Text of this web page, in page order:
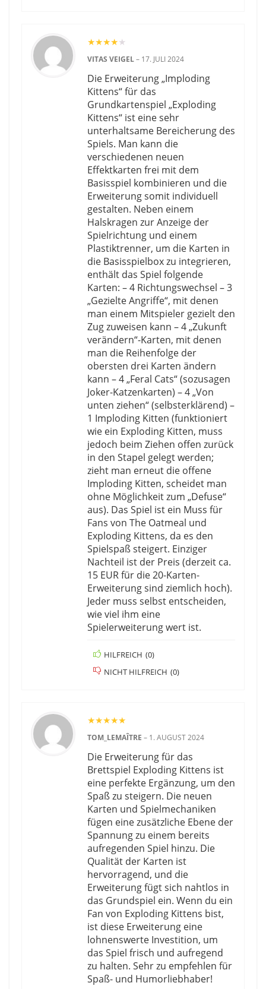
★★★★★
VITAS VEIGEL– 17. JULI 2024
Die Erweiterung „Imploding
Kittens“ für das
Grundkartenspiel „Exploding
Kittens“ ist eine sehr
unterhaltsame Bereicherung des
Spiels. Man kann die
verschiedenen neuen
Effektkarten frei mit dem
Basisspiel kombinieren und die
Erweiterung somit individuell
gestalten. Neben einem
Halskragen zur Anzeige der
Spielrichtung und einem
Plastiktrenner, um die Karten in
die Basisspielbox zu integrieren,
enthält das Spiel folgende
Karten: – 4 Richtungswechsel – 3
„Gezielte Angriffe“, mit denen
man einem Mitspieler gezielt den
Zug zuweisen kann – 4 „Zukunft
verändern“-Karten, mit denen
man die Reihenfolge der
obersten drei Karten ändern
kann – 4 „Feral Cats“ (sozusagen
Joker-Katzenkarten) – 4 „Von
unten ziehen“ (selbsterklärend) –
1 Imploding Kitten (funktioniert
wie ein Exploding Kitten, muss
jedoch beim Ziehen offen zurück
in den Stapel gelegt werden;
zieht man erneut die offene
Imploding Kitten, scheidet man
ohne Möglichkeit zum „Defuse“
aus). Das Spiel ist ein Muss für
Fans von The Oatmeal und
Exploding Kittens, da es den
Spielspaß steigert. Einziger
Nachteil ist der Preis (derzeit ca.
15 EUR für die 20-Karten-
Erweiterung sind ziemlich hoch).
Jeder muss selbst entscheiden,
wie viel ihm eine
Spielerweiterung wert ist.
HILFREICH (0)
NICHT HILFREICH (0)
★★★★★
TOM_LEMAÎTRE – 1. AUGUST 2024
Die Erweiterung für das
Brettspiel Exploding Kittens ist
eine perfekte Ergänzung, um den
Spaß zu steigern. Die neuen
Karten und Spielmechaniken
fügen eine zusätzliche Ebene der
Spannung zu einem bereits
aufregenden Spiel hinzu. Die
Qualität der Karten ist
hervorragend, und die
Erweiterung fügt sich nahtlos in
das Grundspiel ein. Wenn du ein
Fan von Exploding Kittens bist,
ist diese Erweiterung eine
lohnenswerte Investition, um
das Spiel frisch und aufregend
zu halten. Sehr zu empfehlen für
Spaß- und Humorliebhaber!